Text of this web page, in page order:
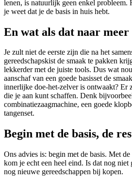
lenen, is natuurlijk geen enkel probleem.
je weet dat je de basis in huis hebt.
En wat als dat naar meer
Je zult niet de eerste zijn die na het
gereedschapskist de smaak te pakken
lekkerder met de juiste tools. Dus wat
aanschaf van een goede basisset de
innerlijke doe-het-zelver is ontwaakt? Er
die je aan kunt schaffen. Denk
combinatiezaagmachine, een goede
tangenset.
Begin met de basis, de
Ons advies is: begin met de basis. Met
kom je echt een heel eind. Is dat nog
nog nieuwe gereedschappen bij kopen.